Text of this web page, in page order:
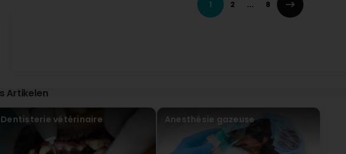
willing to offer advice without an appointment. When my dog tore his nail while
worried and emailed her — she replied quickly with clear recommendations.
A C
What a wonderful first experience with my little dog of almost 14 years! She
history and provided very good suggestions. Couldn’t have asked for a better
1 2 ... 8
Artikelen
Dentisterie vétérinaire Anesthésie gazeuse